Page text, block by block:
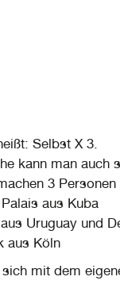
Selbst X 3.
kann man auch
3
aus Kuba
Uruguay und
aus Köln
mit dem